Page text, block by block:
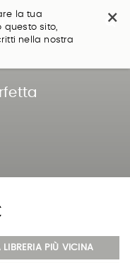
×
la tua
questo sito,
nella nostra
LIBRERIA PIÙ VICINA